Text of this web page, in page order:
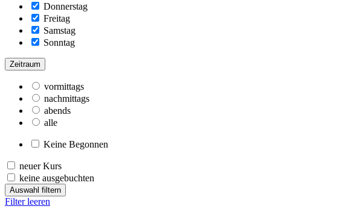
Donnerstag
Freitag
Samstag
Sonntag
Zeitraum
vormittags
nachmittags
abends
alle
Keine Begonnen
neuer Kurs
keine ausgebuchten
Auswahl filtern
Filter leeren